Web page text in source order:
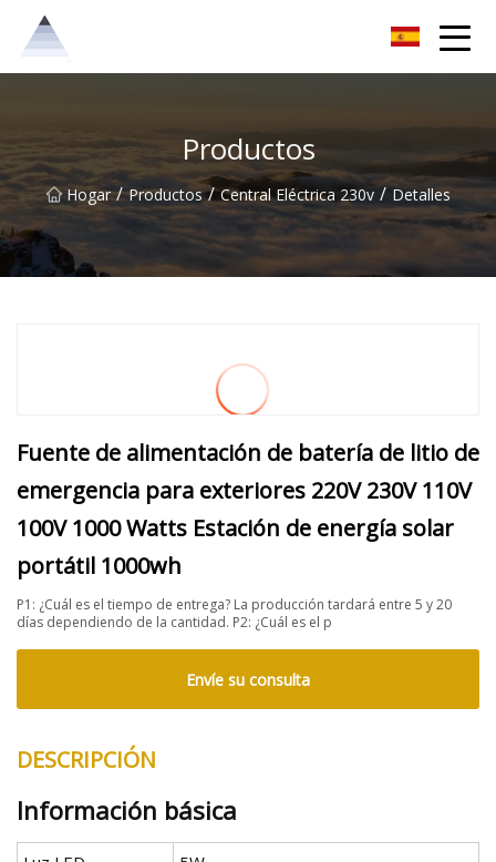
Productos
Hogar / Productos / Central Eléctrica 230v / Detalles
Fuente de alimentación de batería de litio de
emergencia para exteriores 220V 230V 110V
100V 1000 Watts Estación de energía solar
portátil 1000wh
P1: ¿Cuál es el tiempo de entrega? La producción tardará entre 5 y 20
días dependiendo de la cantidad. P2: ¿Cuál es el p
Envíe su consulta
DESCRIPCIÓN
Información básica